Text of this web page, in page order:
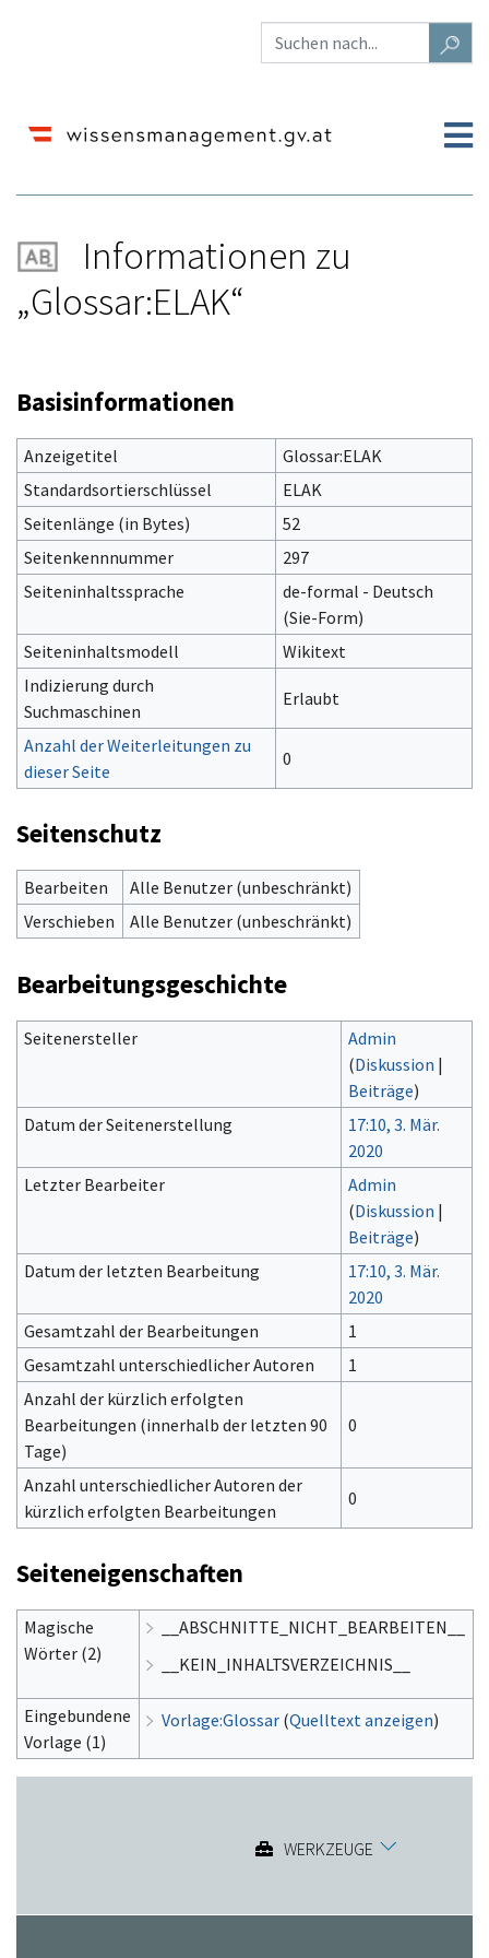
Informationen zu
„Glossar:ELAK“
Wechseln zu: Navigation
Basisinformationen
Anzeigetitel
Glossar:ELAK
Standardsortierschlüssel
ELAK
Seitenlänge (in Bytes)
52
Seitenkennnummer
297
Seiteninhaltssprache
de-formal - Deutsch
(Sie-Form)‎
Seiteninhaltsmodell
Wikitext
Indizierung durch
Suchmaschinen
Erlaubt
Anzahl der Weiterleitungen zu
dieser Seite
0
Seitenschutz
Bearbeiten
Alle Benutzer (unbeschränkt)
Verschieben
Alle Benutzer (unbeschränkt)
Bearbeitungsgeschichte
Seitenersteller
Admin
(Diskussion |
Beiträge)
Datum der Seitenerstellung
17:10, 3. Mär.
2020
Letzter Bearbeiter
Admin
(Diskussion |
Beiträge)
Datum der letzten Bearbeitung
17:10, 3. Mär.
2020
Gesamtzahl der Bearbeitungen
1
Gesamtzahl unterschiedlicher Autoren
1
Anzahl der kürzlich erfolgten
Bearbeitungen (innerhalb der letzten 90
Tage)
0
Anzahl unterschiedlicher Autoren der
kürzlich erfolgten Bearbeitungen
0
Seiteneigenschaften
Magische
Wörter (2)
__ABSCHNITTE_NICHT_BEARBEITEN__
__KEIN_INHALTSVERZEICHNIS__
Eingebundene
Vorlage (1)
Vorlage:Glossar (Quelltext anzeigen)
WERKZEUGE